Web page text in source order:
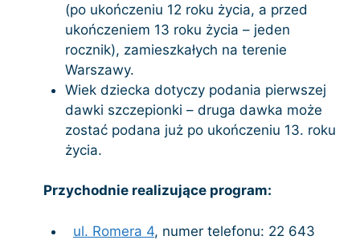
(po ukończeniu 12 roku życia, a przed
ukończeniem 13 roku życia – jeden
rocznik), zamieszkałych na terenie
Warszawy.
Wiek dziecka dotyczy podania pierwszej
dawki szczepionki – druga dawka może
zostać podana już po ukończeniu 13. roku
życia.
Przychodnie realizujące program:
ul. Romera 4, numer telefonu: 22 643